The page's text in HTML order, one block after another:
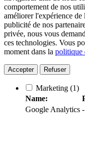
comportement de nos
améliorer l'expérience
publicité de nos
privée, nous vous
ces technologies. Vous
moment dans la politique
Accepter Refuser
Marketing (1)
Name:
Google Analytics -